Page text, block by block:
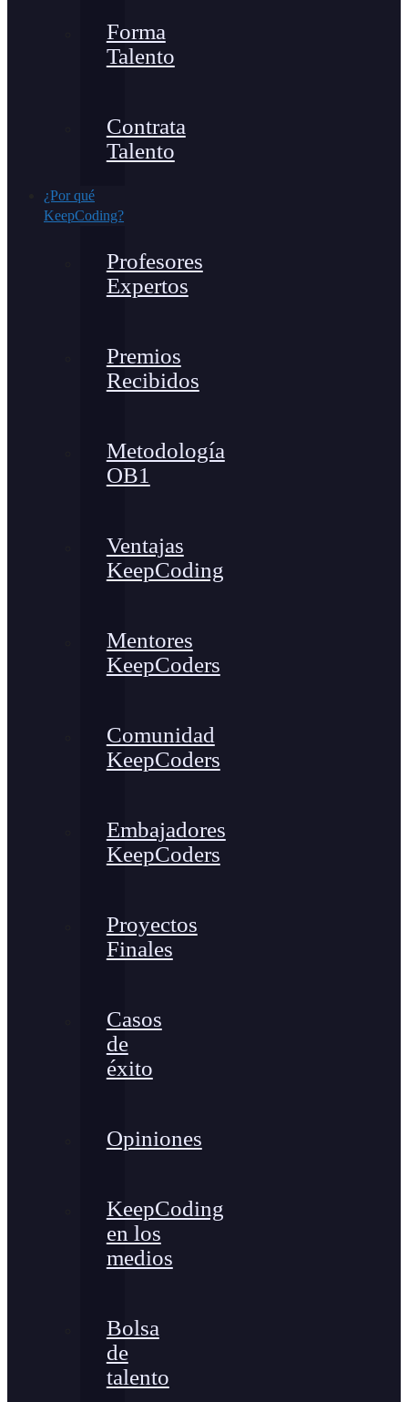
Forma
Talento
Contrata
Talento
¿Por qué
KeepCoding?
Profesores
Expertos
Premios
Recibidos
Metodología
OB1
Ventajas
KeepCoding
Mentores
KeepCoders
Comunidad
KeepCoders
Embajadores
KeepCoders
Proyectos
Finales
Casos
de
éxito
Opiniones
KeepCoding
en los
medios
Bolsa
de
talento